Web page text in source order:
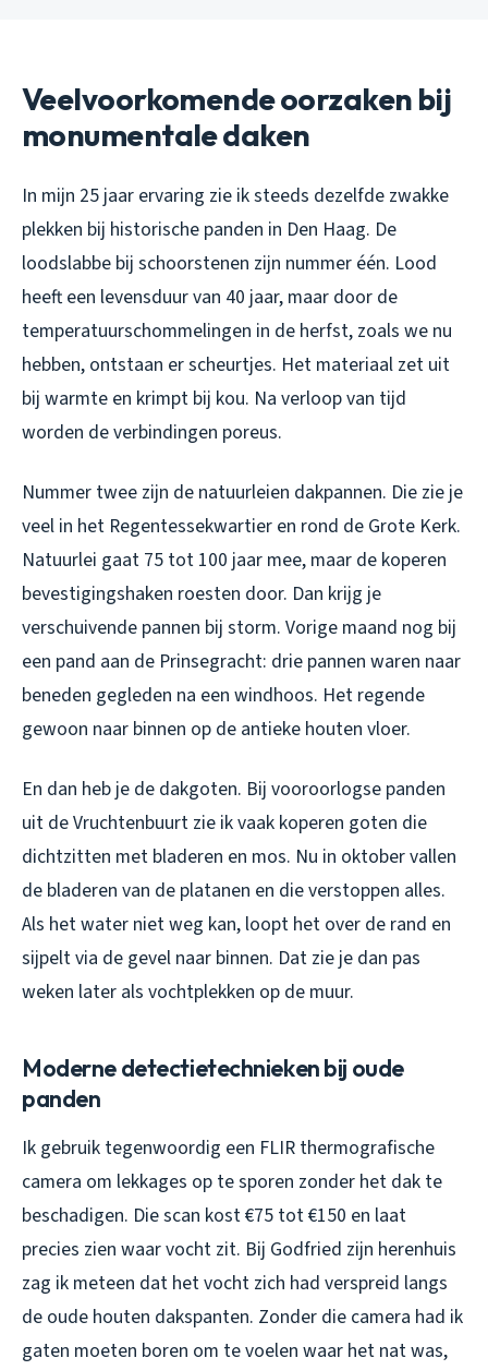
Veelvoorkomende oorzaken bij
monumentale daken
In mijn 25 jaar ervaring zie ik steeds dezelfde zwakke
plekken bij historische panden in Den Haag. De
loodslabbe bij schoorstenen zijn nummer één. Lood
heeft een levensduur van 40 jaar, maar door de
temperatuurschommelingen in de herfst, zoals we nu
hebben, ontstaan er scheurtjes. Het materiaal zet uit
bij warmte en krimpt bij kou. Na verloop van tijd
worden de verbindingen poreus.
Nummer twee zijn de natuurleien dakpannen. Die zie je
veel in het Regentessekwartier en rond de Grote Kerk.
Natuurlei gaat 75 tot 100 jaar mee, maar de koperen
bevestigingshaken roesten door. Dan krijg je
verschuivende pannen bij storm. Vorige maand nog bij
een pand aan de Prinsegracht: drie pannen waren naar
beneden gegleden na een windhoos. Het regende
gewoon naar binnen op de antieke houten vloer.
En dan heb je de dakgoten. Bij vooroorlogse panden
uit de Vruchtenbuurt zie ik vaak koperen goten die
dichtzitten met bladeren en mos. Nu in oktober vallen
de bladeren van de platanen en die verstoppen alles.
Als het water niet weg kan, loopt het over de rand en
sijpelt via de gevel naar binnen. Dat zie je dan pas
weken later als vochtplekken op de muur.
Moderne detectietechnieken bij oude
panden
Ik gebruik tegenwoordig een FLIR thermografische
camera om lekkages op te sporen zonder het dak te
beschadigen. Die scan kost €75 tot €150 en laat
precies zien waar vocht zit. Bij Godfried zijn herenhuis
zag ik meteen dat het vocht zich had verspreid langs
de oude houten dakspanten. Zonder die camera had ik
gaten moeten boren om te voelen waar het nat was,